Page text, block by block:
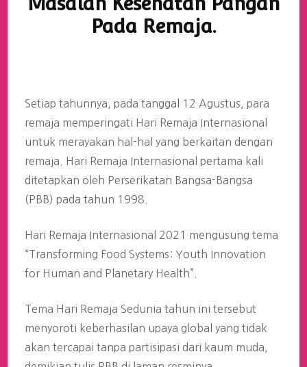
Pada Remaja.
Setiap tahunnya, pada tanggal 12 Agustus, para
remaja memperingati Hari Remaja Internasional
untuk merayakan hal-hal yang berkaitan dengan
remaja. Hari Remaja Internasional pertama kali
ditetapkan oleh Perserikatan Bangsa-Bangsa
(PBB) pada tahun 1998.
Hari Remaja Internasional 2021 mengusung tema
“Transforming Food Systems: Youth Innovation
for Human and Planetary Health”.
Tema Hari Remaja Sedunia tahun ini tersebut
menyoroti keberhasilan upaya global yang tidak
akan tercapai tanpa partisipasi dari kaum muda,